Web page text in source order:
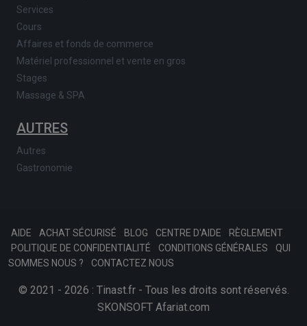
Services
Cours
Affaires et fonds de commerce
Matériel professionnel et vente en gros
Stages
Massage & SPA
AUTRES
Autres
Gastronomie
AIDE ACHAT SÉCURISÉ BLOG CENTRE D'AIDE
RÈGLEMENT
POLITIQUE DE CONFIDENTIALITÉ
CONDITIONS GÉNÉRALES
QUI
SOMMES NOUS ?
CONTACTEZ NOUS
© 2021 - 2026 : Tinast.fr - Tous les droits sont réservés.
SKONSOFT Afariat.com